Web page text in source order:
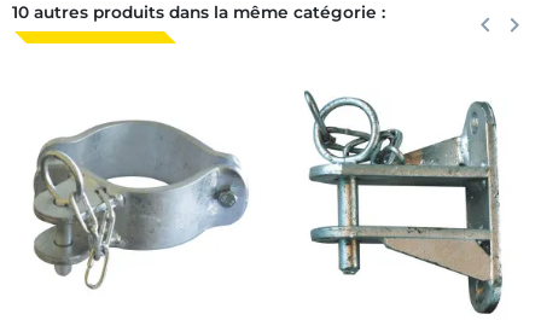
10 autres produits dans la même catégorie : keyboard_arrow_left keyboard_arrow_right